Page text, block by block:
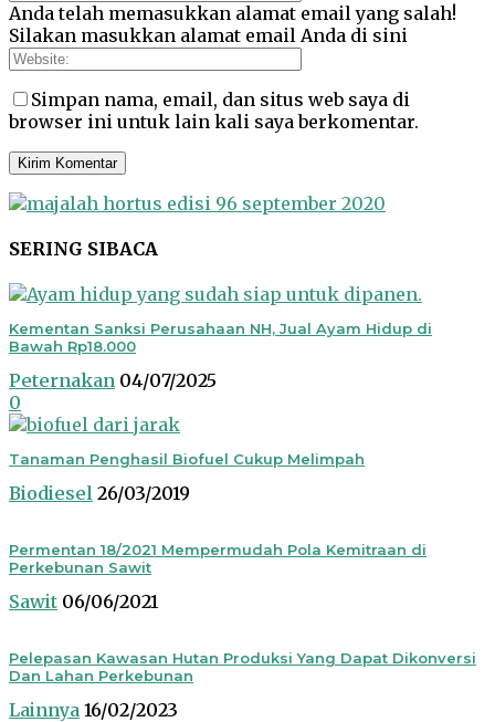
Anda telah memasukkan alamat email yang salah!
Silakan masukkan alamat email Anda di sini
Simpan nama, email, dan situs web saya di
browser ini untuk lain kali saya berkomentar.
SERING SIBACA
Kementan Sanksi Perusahaan NH, Jual Ayam Hidup di
Bawah Rp18.000
Peternakan 04/07/2025
0
Tanaman Penghasil Biofuel Cukup Melimpah
Biodiesel 26/03/2019
Permentan 18/2021 Mempermudah Pola Kemitraan di
Perkebunan Sawit
Sawit 06/06/2021
Pelepasan Kawasan Hutan Produksi Yang Dapat Dikonversi
Dan Lahan Perkebunan
Lainnya 16/02/2023